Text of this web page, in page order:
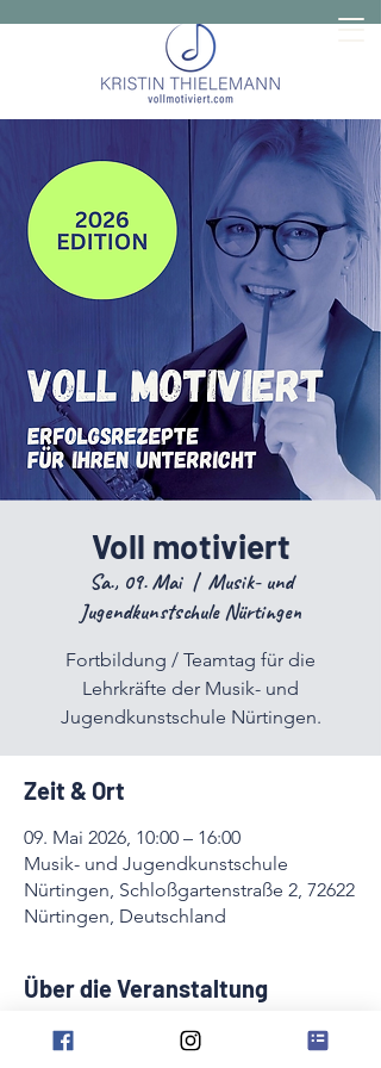
Voll motiviert
Sa., 09. Mai
  |
Musik- und
Jugendkunstschule Nürtingen
Fortbildung / Teamtag für die
Lehrkräfte der Musik- und
Jugendkunstschule Nürtingen.
Zeit & Ort
09. Mai 2026, 10:00 – 16:00
Musik- und Jugendkunstschule
Nürtingen, Schloßgartenstraße 2, 72622
Nürtingen, Deutschland
Über die Veranstaltung
Fortbildung / Teamtag für die Lehrkräfte